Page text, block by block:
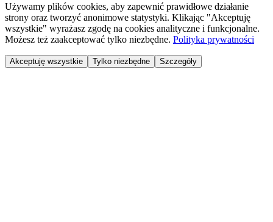
Używamy plików cookies, aby zapewnić prawidłowe działanie
strony oraz tworzyć anonimowe statystyki. Klikając "Akceptuję
wszystkie" wyrażasz zgodę na cookies analityczne i funkcjonalne.
Możesz też zaakceptować tylko niezbędne. Polityka prywatności
Akceptuję wszystkie Tylko niezbędne Szczegóły